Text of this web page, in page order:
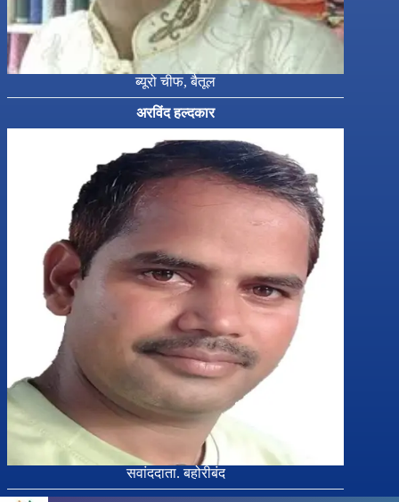
ब्यूरो चीफ, बैतूल
अरविंद हल्दकार
सवांददाता. बहोरीबंद